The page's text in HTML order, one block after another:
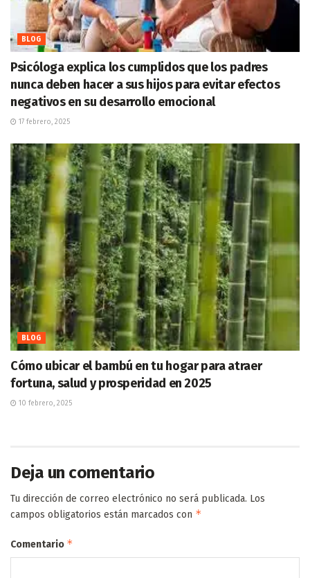
BLOG
Psicóloga explica los cumplidos que los padres
nunca deben hacer a sus hijos para evitar efectos
negativos en su desarrollo emocional
17 febrero, 2025
BLOG
Cómo ubicar el bambú en tu hogar para atraer
fortuna, salud y prosperidad en 2025
10 febrero, 2025
Deja un comentario
Tu dirección de correo electrónico no será publicada. Los
campos obligatorios están marcados con *
Comentario *